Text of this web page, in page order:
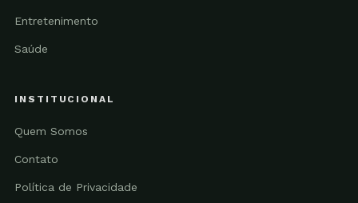
Entretenimento
Saúde
INSTITUCIONAL
Quem Somos
Contato
Política de Privacidade